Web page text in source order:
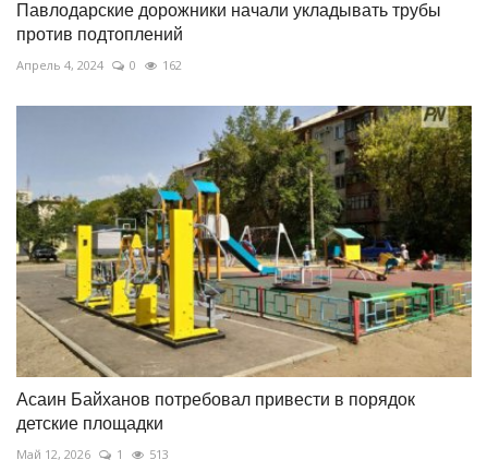
Павлодарские дорожники начали укладывать трубы
против подтоплений
Апрель 4, 2024 0 162
Асаин Байханов потребовал привести в порядок
детские площадки
Май 12, 2026 1 513